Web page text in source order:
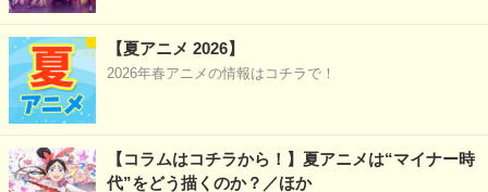
【夏アニメ 2026】
2026年春アニメの情報はコチラで！
【コラムはコチラから！】夏アニメは“マイナー時
代”をどう描くのか？／ほか